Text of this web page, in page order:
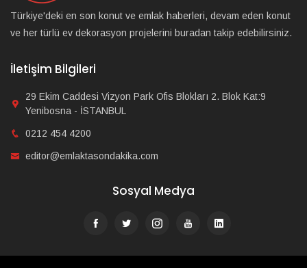
Türkiye'deki en son konut ve emlak haberleri, devam eden konut
ve her türlü ev dekorasyon projelerini buradan takip edebilirsiniz.
İletişim Bilgileri
29 Ekim Caddesi Vizyon Park Ofis Blokları 2. Blok Kat:9
Yenibosna - İSTANBUL
0212 454 4200
editor@emlaktasondakika.com
Sosyal Medya